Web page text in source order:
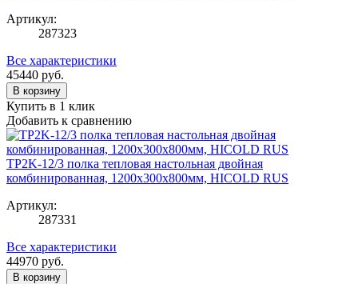
Артикул:
287323
Все характеристики
45440 руб.
В корзину
Купить в 1 клик
Добавить к сравнению
TP2K-12/3 полка тепловая настольная двойная
комбинированная, 1200х300х800мм, HICOLD RUS
Артикул:
287331
Все характеристики
44970 руб.
В корзину